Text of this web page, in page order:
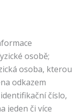
osobě;
osoba, kterou
odkazem
číslo,
jeden či více